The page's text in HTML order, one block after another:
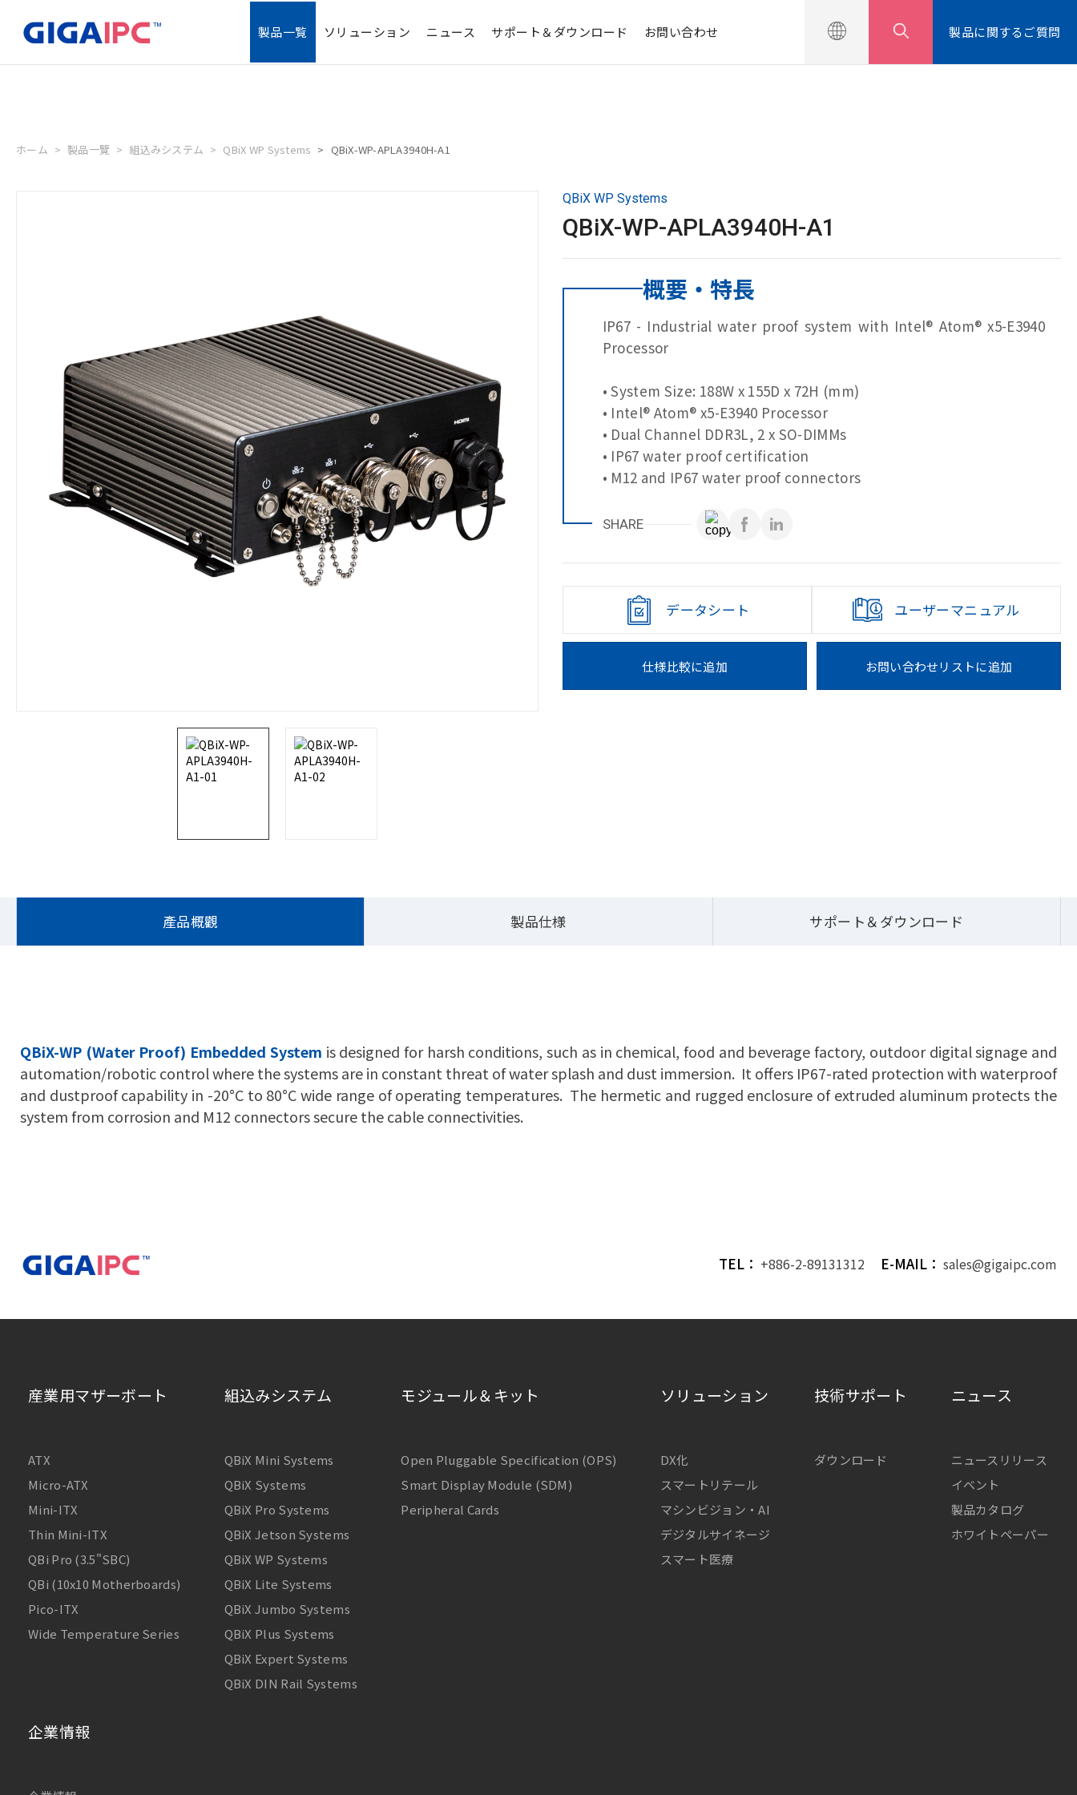
製品一覧 ソリューション ニュース サポート＆ダウンロード お問い合わせ 製品に関するご質問
ホーム 製品一覽 組込みシステム QBiX WP Systems QBiX-WP-APLA3940H-A1
QBiX WP Systems
QBiX-WP-APLA3940H-A1
概要・特長
IP67 - Industrial water proof system with Intel® Atom® x5-E3940
Processor
• System Size: 188W x 155D x 72H (mm)
• Intel® Atom® x5-E3940 Processor
• Dual Channel DDR3L, 2 x SO-DIMMs
• IP67 water proof certification
• M12 and IP67 water proof connectors
SHARE
データシート ユーザーマニュアル
仕様比較に追加 お問い合わせリストに追加
產品概觀 製品仕様 サポート＆ダウンロード
QBiX-WP (Water Proof) Embedded System is designed for harsh conditions, such as in chemical, food and beverage factory, outdoor digital signage and
automation/robotic control where the systems are in constant threat of water splash and dust immersion. It offers IP67-rated protection with waterproof
and dustproof capability in -20°C to 80°C wide range of operating temperatures. The hermetic and rugged enclosure of extruded aluminum protects the
system from corrosion and M12 connectors secure the cable connectivities.
TEL： +886-2-89131312 E-MAIL： sales@gigaipc.com
産業用マザーボート
ATX
Micro-ATX
Mini-ITX
Thin Mini-ITX
QBi Pro (3.5"SBC)
QBi (10x10 Motherboards)
Pico-ITX
Wide Temperature Series
組込みシステム
QBiX Mini Systems
QBiX Systems
QBiX Pro Systems
QBiX Jetson Systems
QBiX WP Systems
QBiX Lite Systems
QBiX Jumbo Systems
QBiX Plus Systems
QBiX Expert Systems
QBiX DIN Rail Systems
モジュール＆キット
Open Pluggable Specification (OPS)
Smart Display Module (SDM)
Peripheral Cards
ソリューション
DX化
スマートリテール
マシンビジョン・AI
デジタルサイネージ
スマート医療
技術サポート
ダウンロード
ニュース
ニュースリリース
イベント
製品カタログ
ホワイトペーパー
企業情報